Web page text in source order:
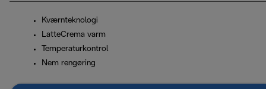
Kværnteknologi
LatteCrema varm
Temperaturkontrol
Nem rengøring